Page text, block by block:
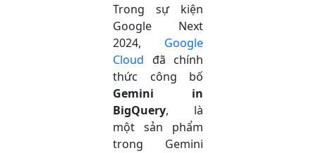
Trong sự kiện
Google Next
2024, Google
Cloud đã chính
thức công bố
Gemini in
BigQuery, là
một sản phẩm
trong Gemini